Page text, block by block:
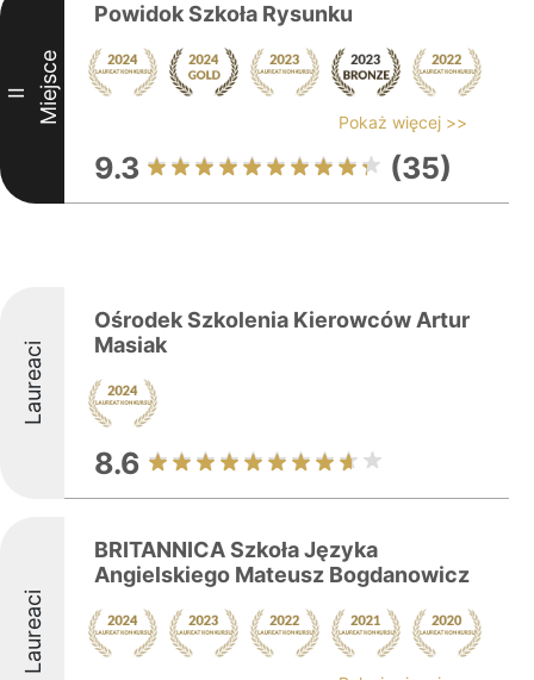
II Miejsce
Powidok Szkoła Rysunku
Pokaż więcej >>
9.3 (35)
Laureaci
Ośrodek Szkolenia Kierowców Artur
Masiak
8.6
Laureaci
BRITANNICA Szkoła Języka
Angielskiego Mateusz Bogdanowicz